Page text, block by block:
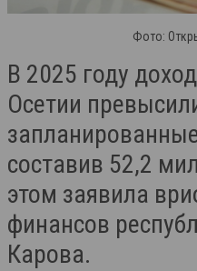
Фото:
В 2025 году
Осетии
составив 52,2
этом заявила
финансов
Карова.